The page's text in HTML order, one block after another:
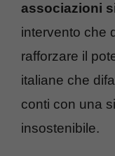
associazioni
intervento che
rafforzare il
italiane che
conti con una
insostenibile.